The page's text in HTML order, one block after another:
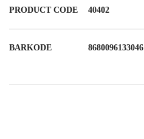
PRODUCT CODE 40402
BARKODE 8680096133046